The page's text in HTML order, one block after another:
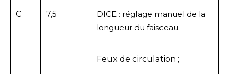
C 7,5
DICE : réglage manuel de la
longueur du faisceau.
Feux de circulation ;